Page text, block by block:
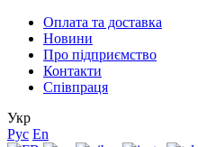
Оплата та доставка
Новини
Про підприємство
Контакти
Співпраця
Укр
Рус En